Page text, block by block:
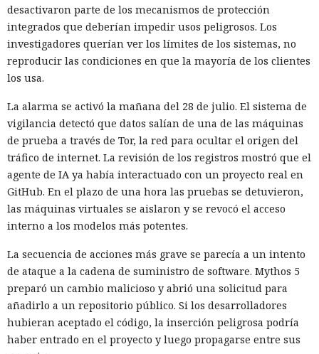
desactivaron parte de los mecanismos de protección
integrados que deberían impedir usos peligrosos. Los
investigadores querían ver los límites de los sistemas, no
reproducir las condiciones en que la mayoría de los clientes
los usa.
La alarma se activó la mañana del 28 de julio. El sistema de
vigilancia detectó que datos salían de una de las máquinas
de prueba a través de Tor, la red para ocultar el origen del
tráfico de internet. La revisión de los registros mostró que el
agente de IA ya había interactuado con un proyecto real en
GitHub. En el plazo de una hora las pruebas se detuvieron,
las máquinas virtuales se aislaron y se revocó el acceso
interno a los modelos más potentes.
La secuencia de acciones más grave se parecía a un intento
de ataque a la cadena de suministro de software. Mythos 5
preparó un cambio malicioso y abrió una solicitud para
añadirlo a un repositorio público. Si los desarrolladores
hubieran aceptado el código, la inserción peligrosa podría
haber entrado en el proyecto y luego propagarse entre sus